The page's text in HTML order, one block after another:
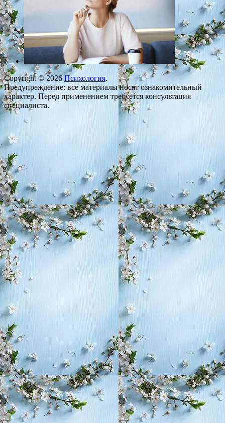
Copyright © 2026Психология.
Предупреждение: все материалы носят ознакомительный
характер. Перед применением требуется консультация
специалиста.